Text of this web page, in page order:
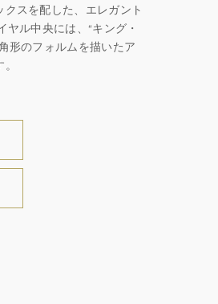
スを配した、エレガント
ル中央には、“キング・
形のフォルムを描いたア
ー・ウィンストンによって
びジェムストーンは、ひと